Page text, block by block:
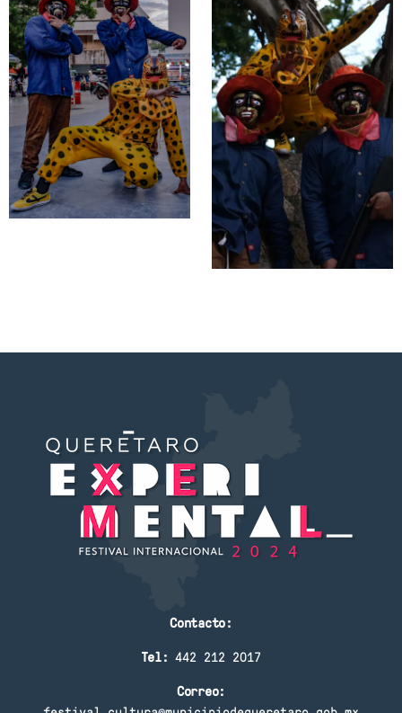
Contacto:
Tel: 442 212 2017
Correo: